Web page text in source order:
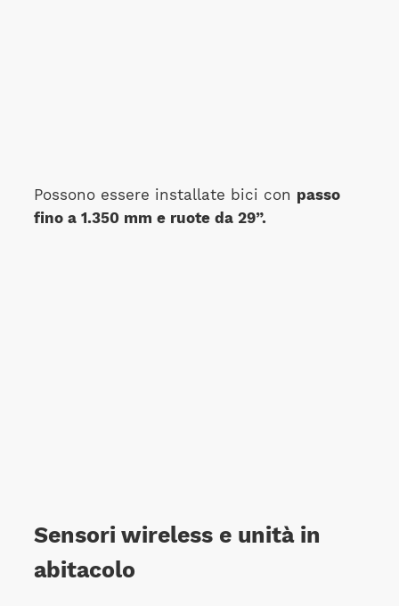
Possono essere installate bici con passo
fino a 1.350 mm e ruote da 29”.
Sensori wireless e unità in
abitacolo